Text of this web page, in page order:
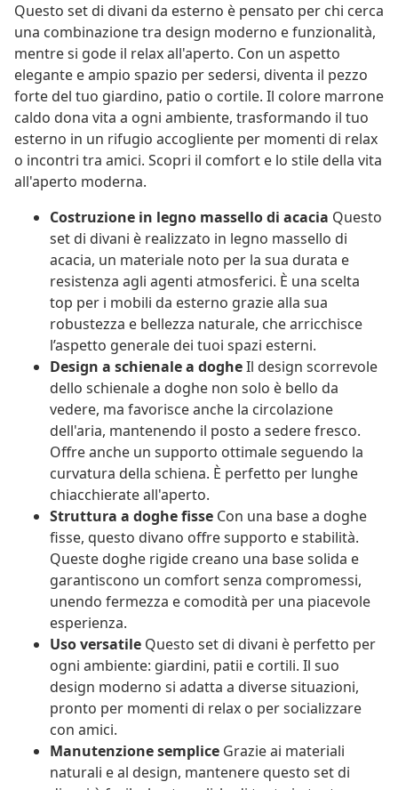
Questo set di divani da esterno è pensato per chi cerca
una combinazione tra design moderno e funzionalità,
mentre si gode il relax all'aperto. Con un aspetto
elegante e ampio spazio per sedersi, diventa il pezzo
forte del tuo giardino, patio o cortile. Il colore marrone
caldo dona vita a ogni ambiente, trasformando il tuo
esterno in un rifugio accogliente per momenti di relax
o incontri tra amici. Scopri il comfort e lo stile della vita
all'aperto moderna.
Costruzione in legno massello di acacia Questo
set di divani è realizzato in legno massello di
acacia, un materiale noto per la sua durata e
resistenza agli agenti atmosferici. È una scelta
top per i mobili da esterno grazie alla sua
robustezza e bellezza naturale, che arricchisce
l’aspetto generale dei tuoi spazi esterni.
Design a schienale a dogheIl design scorrevole
dello schienale a doghe non solo è bello da
vedere, ma favorisce anche la circolazione
dell'aria, mantenendo il posto a sedere fresco.
Offre anche un supporto ottimale seguendo la
curvatura della schiena. È perfetto per lunghe
chiacchierate all'aperto.
Struttura a doghe fisse Con una base a doghe
fisse, questo divano offre supporto e stabilità.
Queste doghe rigide creano una base solida e
garantiscono un comfort senza compromessi,
unendo fermezza e comodità per una piacevole
esperienza.
Uso versatile Questo set di divani è perfetto per
ogni ambiente: giardini, patii e cortili. Il suo
design moderno si adatta a diverse situazioni,
pronto per momenti di relax o per socializzare
con amici.
Manutenzione semplice Grazie ai materiali
naturali e al design, mantenere questo set di